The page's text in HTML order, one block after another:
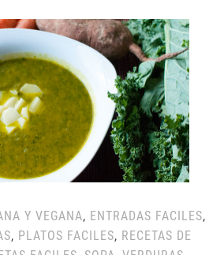
Y VEGANA, ENTRADAS FACILES,
, PLATOS FACILES, RECETAS DE